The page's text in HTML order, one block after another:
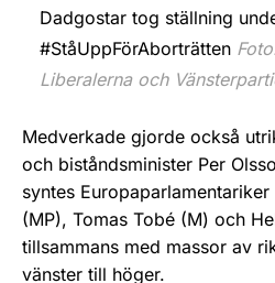
Dadgostar tog ställning
#StåUppFörAborträtten
Liberalerna och
Medverkade gjorde också
och biståndsminister Per
syntes
(MP), Tomas Tobé (M) och
tillsammans med massor av
vänster till höger.